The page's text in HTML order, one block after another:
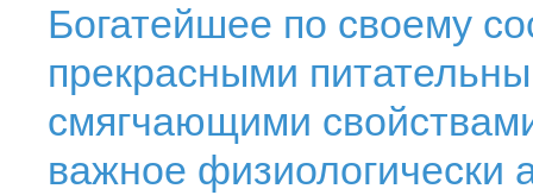
Богатейшее по своему
прекрасными
смягчающими
важное физиологически